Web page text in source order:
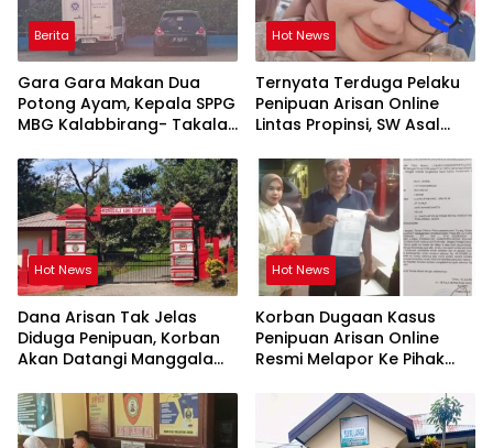
Berita
Gara Gara Makan Dua
Potong Ayam, Kepala SPPG
MBG Kalabbirang- Takalar
Hot News
Ternyata Terduga Pelaku
Penipuan Arisan Online
Lintas Propinsi, SW Asal
Hot News
Dana Arisan Tak Jelas
Diduga Penipuan, Korban
Akan Datangi Manggala
Kepala Balai Kehutanan
Bulurokeng Turun Tangan
Hot News
Korban Dugaan Kasus
Penipuan Arisan Online
Resmi Melapor Ke Pihak